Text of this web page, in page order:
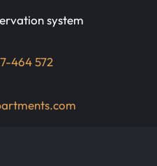
system
464 572